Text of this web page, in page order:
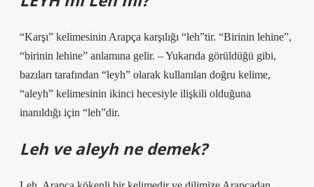
“Karşı” kelimesinin Arapça karşılığı “leh”tir. “Birinin lehine”,
“birinin lehine” anlamına gelir. – Yukarıda görüldüğü gibi,
bazıları tarafından “leyh” olarak kullanılan doğru kelime,
“aleyh” kelimesinin ikinci hecesiyle ilişkili olduğuna
inanıldığı için “leh”dir.
Leh ve aleyh ne demek?